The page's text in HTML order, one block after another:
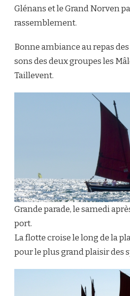
Glénans et le Grand Norven
rassemblement.
Bonne ambiance au repas
sons des deux groupes les
Taillevent.
Grande parade, le samedi
port.
La flotte croise le long de la
pour le plus grand plaisir des